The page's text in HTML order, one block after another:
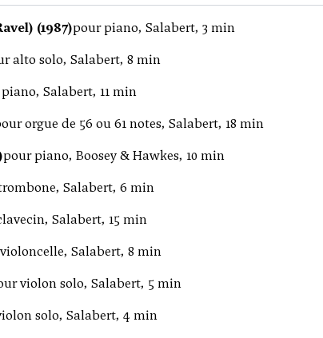
(1987)pour piano, Salabert, 3 min
alto solo, Salabert, 8 min
Salabert, 11 min
orgue de 56 ou 61 notes, Salabert, 18 min
pour piano, Boosey & Hawkes, 10 min
Salabert, 6 min
Salabert, 15 min
Salabert, 8 min
violon solo, Salabert, 5 min
solo, Salabert, 4 min